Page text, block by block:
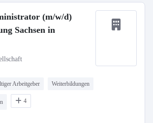
(m/w/d)
Sachsen in
Arbeitgeber Weiterbildungen
4